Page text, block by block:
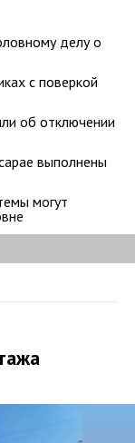
делу о
с поверкой
об отключении
выполнены
могут